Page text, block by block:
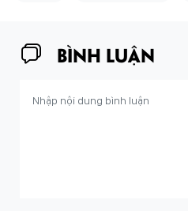
BÌNH LUẬN